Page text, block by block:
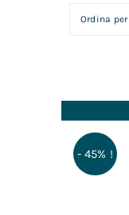
Ordina per
- 45% !